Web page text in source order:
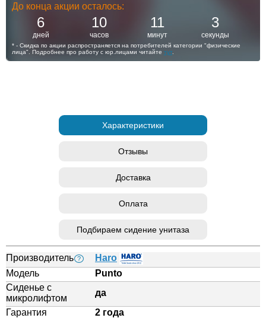
До конца акции осталось:
6
дней
10
часов
11
минут
3
секунды
* - Скидка по акции распространяется на потребителей категории "физические
лица". Подробнее про работу с юр.лицами читайте тут
Характеристики
Отзывы
Доставка
Оплата
Подбираем сидение унитаза
Производитель ?
Haro
Модель
Punto
Сиденье с
микролифтом
да
Гарантия
2 года